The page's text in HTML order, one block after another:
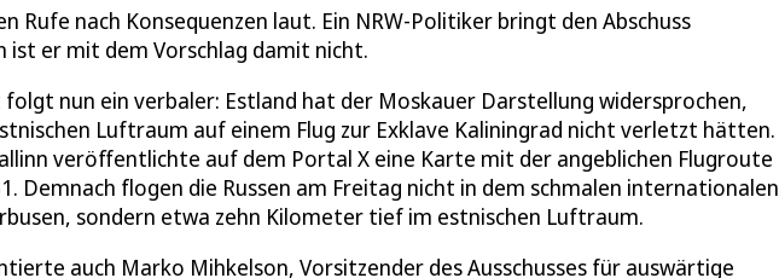
Rufe nach Konsequenzen laut. Ein NRW-Politiker bringt den Abschuss
ist er mit dem Vorschlag damit nicht.
nun ein verbaler: Estland hat der Moskauer Darstellung widersprochen,
Luftraum auf einem Flug zur Exklave Kaliningrad nicht verletzt hätten.
veröffentlichte auf dem Portal X eine Karte mit der angeblichen Flugroute
Demnach flogen die Russen am Freitag nicht in dem schmalen internationalen
sondern etwa zehn Kilometer tief im estnischen Luftraum.
auch Marko Mihkelson, Vorsitzender des Ausschusses für auswärtige